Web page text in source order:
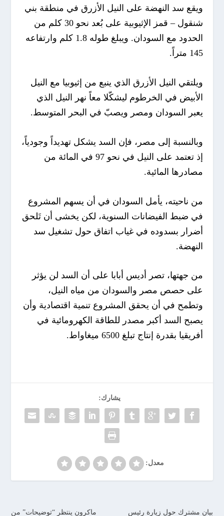
ويقع سد النهضة على النيل الأزرق في منطقة بني
شنقول – قمز الإثيوبية على بُعد نحو 30 كلم من
الحدود مع السودان. ويبلغ طوله 1.8 كلم وارتفاعه
145 متراً.
ويلتقي النيل الأزرق الذي ينبع من إثيوبيا مع النيل
الأبيض في الخرطوم ليشكّلا معاً نهر النيل الذي
يعبر السودان ومصر ويصبّ في البحر المتوسط.
وبالنسبة إلى مصر، فإن السد يشكل تهديداً وجودياً،
إذ تعتمد على النيل في نحو 97 في المائة من
مصادرها المائية.
من ناحيته، يأمل السودان في أن يسهم المشروع
في ضبط الفيضانات السنوية، لكن يخشى أن تَلحق
أضرار بسدوده في غياب اتفاق حول تشغيل سد
النهضة.
من جهتها، تصر أديس أبابا على أن السد لن يؤثر
على حصص مصر والسودان من مياه النيل،
وتطمح في أن يحقق المشروع تنمية اقتصادية وأن
يصبح السد أكبر مصدر للطاقة الكهرومائية في
أفريقيا بقدرة إنتاج تبلغ 6500 ميغاواط.
يشارك:
معدل:
ماكرون ينتظر “توضيحات” من بيان مشترك حول زيارة رئيس